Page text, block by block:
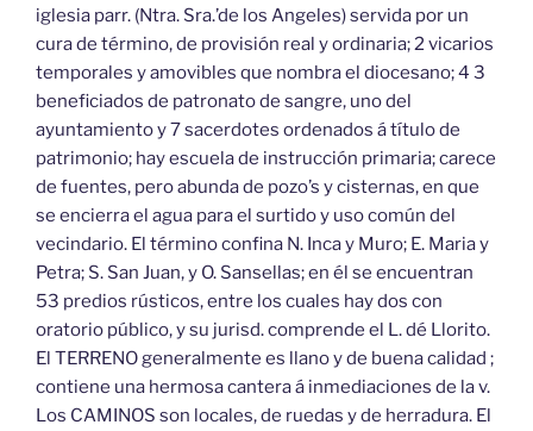
iglesia parr. (Ntra. Sra.’de los Angeles) servida por un
cura de término, de provisión real y ordinaria; 2 vicarios
temporales y amovibles que nombra el diocesano; 4 3
beneficiados de patronato de sangre, uno del
ayuntamiento y 7 sacerdotes ordenados á título de
patrimonio; hay escuela de instrucción primaria; carece
de fuentes, pero abunda de pozo’s y cisternas, en que
se encierra el agua para el surtido y uso común del
vecindario. El término confina N. Inca y Muro; E. Maria y
Petra; S. San Juan, y O. Sansellas; en él se encuentran
53 predios rústicos, entre los cuales hay dos con
oratorio público, y su jurisd. comprende el L. dé Llorito.
El TERRENO generalmente es llano y de buena calidad ;
contiene una hermosa cantera á inmediaciones de la v.
Los CAMINOS son locales, de ruedas y de herradura. El